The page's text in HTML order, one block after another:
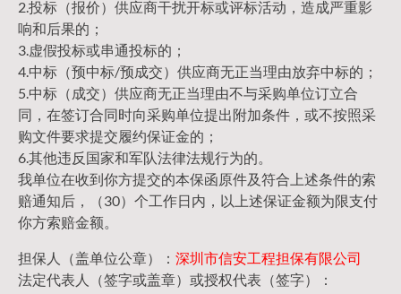
2.投标（报价）供应商干扰开标或评标活动，造成严重影
响和后果的；
3.虚假投标或串通投标的；
4.中标（预中标/预成交）供应商无正当理由放弃中标的；
5.中标（成交）供应商无正当理由不与采购单位订立合
同，在签订合同时向采购单位提出附加条件，或不按照采
购文件要求提交履约保证金的；
6.其他违反国家和军队法律法规行为的。
我单位在收到你方提交的本保函原件及符合上述条件的索
赔通知后，（30）个工作日内，以上述保证金额为限支付
你方索赔金额。
担保人（盖单位公章）： 深圳市信安工程担保有限公司
法定代表人（签字或盖章）或授权代表（签字）：